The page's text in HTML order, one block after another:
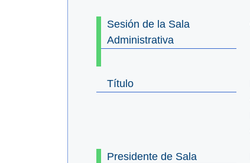
Sesión de la Sala
Administrativa
Título
Presidente de Sala